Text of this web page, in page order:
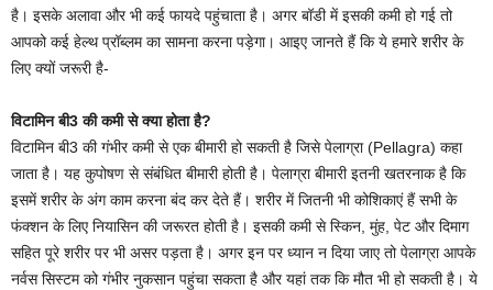
है। इसके अलावा और भी कई फायदे पहुंचाता है। अगर बॉडी में इसकी कमी हो गई तो
आपको कई हेल्थ प्रॉब्लम का सामना करना पड़ेगा। आइए जानते हैं कि ये हमारे शरीर के
लिए क्यों जरूरी है-
विटामिन बी3 की कमी से क्या होता है?
विटामिन बी3 की गंभीर कमी से एक बीमारी हो सकती है जिसे पेलाग्रा (Pellagra) कहा
जाता है। यह कुपोषण से संबंधित बीमारी होती है। पेलाग्रा बीमारी इतनी खतरनाक है कि
इसमें शरीर के अंग काम करना बंद कर देते हैं। शरीर में जितनी भी कोशिकाएं हैं सभी के
फंक्शन के लिए नियासिन की जरूरत होती है। इसकी कमी से स्किन, मुंह, पेट और दिमाग
सह‍ित पूरे शरीर पर भी असर पड़ता है। अगर इन पर ध्‍यान न द‍िया जाए तो पेलाग्रा आपके
नर्वस स‍िस्‍टम को गंभीर नुकसान पहुंचा सकता है और यहां तक ​​कि मौत भी हो सकती है। ये